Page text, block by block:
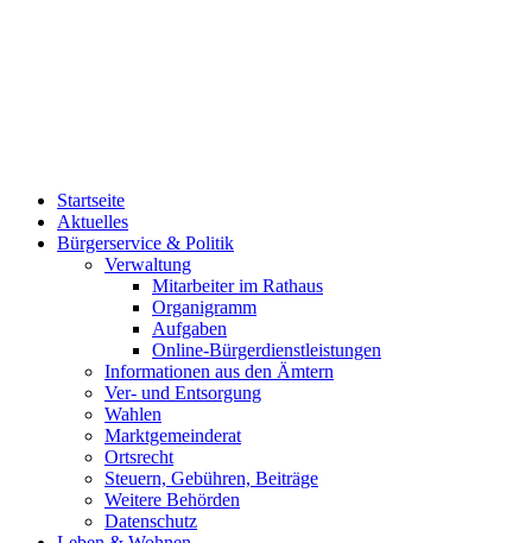
Startseite
Aktuelles
Bürgerservice & Politik
Verwaltung
Mitarbeiter im Rathaus
Organigramm
Aufgaben
Online-Bürgerdienstleistungen
Informationen aus den Ämtern
Ver- und Entsorgung
Wahlen
Marktgemeinderat
Ortsrecht
Steuern, Gebühren, Beiträge
Weitere Behörden
Datenschutz